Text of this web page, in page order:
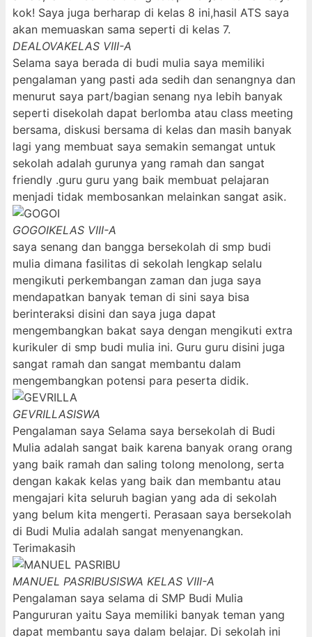
kok! Saya juga berharap di kelas 8 ini,hasil ATS saya
akan memuaskan sama seperti di kelas 7.
DEALOVAKELAS VIII-A
Selama saya berada di budi mulia saya memiliki
pengalaman yang pasti ada sedih dan senangnya dan
menurut saya part/bagian senang nya lebih banyak
seperti disekolah dapat berlomba atau class meeting
bersama, diskusi bersama di kelas dan masih banyak
lagi yang membuat saya semakin semangat untuk
sekolah adalah gurunya yang ramah dan sangat
friendly .guru guru yang baik membuat pelajaran
menjadi tidak membosankan melainkan sangat asik.
GOGOIKELAS VIII-A
saya senang dan bangga bersekolah di smp budi
mulia dimana fasilitas di sekolah lengkap selalu
mengikuti perkembangan zaman dan juga saya
mendapatkan banyak teman di sini saya bisa
berinteraksi disini dan saya juga dapat
mengembangkan bakat saya dengan mengikuti extra
kurikuler di smp budi mulia ini. Guru guru disini juga
sangat ramah dan sangat membantu dalam
mengembangkan potensi para peserta didik.
GEVRILLASISWA
Pengalaman saya Selama saya bersekolah di Budi
Mulia adalah sangat baik karena banyak orang orang
yang baik ramah dan saling tolong menolong, serta
dengan kakak kelas yang baik dan membantu atau
mengajari kita seluruh bagian yang ada di sekolah
yang belum kita mengerti. Perasaan saya bersekolah
di Budi Mulia adalah sangat menyenangkan.
Terimakasih
MANUEL PASRIBUSISWA KELAS VIII-A
Pengalaman saya selama di SMP Budi Mulia
Pangururan yaitu Saya memiliki banyak teman yang
dapat membantu saya dalam belajar. Di sekolah ini